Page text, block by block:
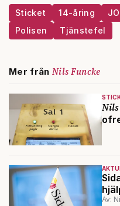
Sticket 14-åring JO
Polisen
Tjänstefel
Mer från Nils Funcke
Nils
Av: